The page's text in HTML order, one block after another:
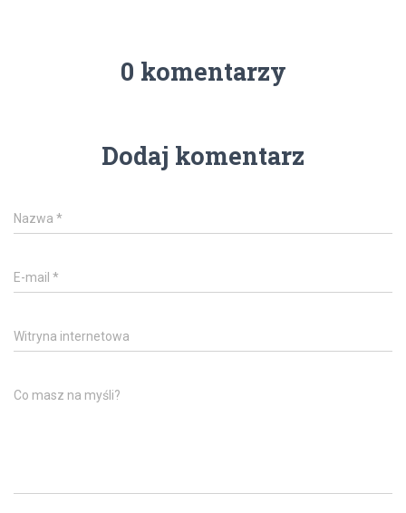
0 komentarzy
Dodaj komentarz
Nazwa *
E-mail *
Witryna internetowa
Co masz na myśli?